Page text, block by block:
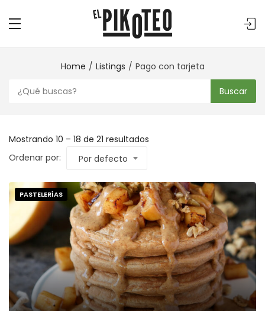
Home Listings Pago con tarjeta
Buscar
Mostrando 10 – 18 de 21 resultados
Ordenar por:
Por defecto
PASTELERÍAS